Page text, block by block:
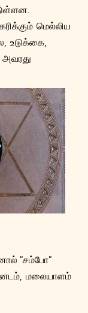
மெல்லிய
உடுக்கை,
“சம்போ”
மலையாளம்